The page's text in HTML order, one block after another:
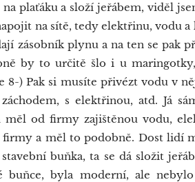
plaťáku a složí jeřábem, viděl
na sítě, tedy elektřinu, vodu a
zásobník plynu a na ten se pak
by to určitě šlo i u
8-) Pak si musíte přivézt vodu v
s elektřinou, atd. Já
od firmy zajištěnou vodu,
a měl to podobně. Dost lidí
buňka, ta se dá složit
byla moderní, ale